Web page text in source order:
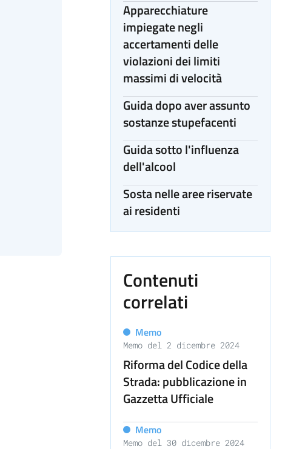
Apparecchiature
impiegate negli
accertamenti delle
violazioni dei limiti
massimi di velocità
Guida dopo aver assunto
sostanze stupefacenti
Guida sotto l'influenza
dell'alcool
Sosta nelle aree riservate
ai residenti
Contenuti
correlati
Memo
Memo del 2 dicembre 2024
Riforma del Codice della
Strada: pubblicazione in
Gazzetta Ufficiale
Memo
Memo del 30 dicembre 2024